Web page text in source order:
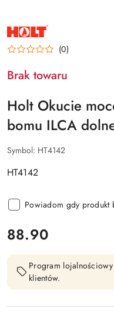
NAZWA
PRODUCENTA:
HOLT (0)
Brak towaru
Holt Okucie
bomu ILCA
Symbol: HT4142
HT4142
Powiadom gdy produkt
cena:
88.90
Program
klientów.